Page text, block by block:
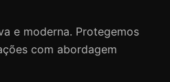
e moderna. Protegemos
com abordagem